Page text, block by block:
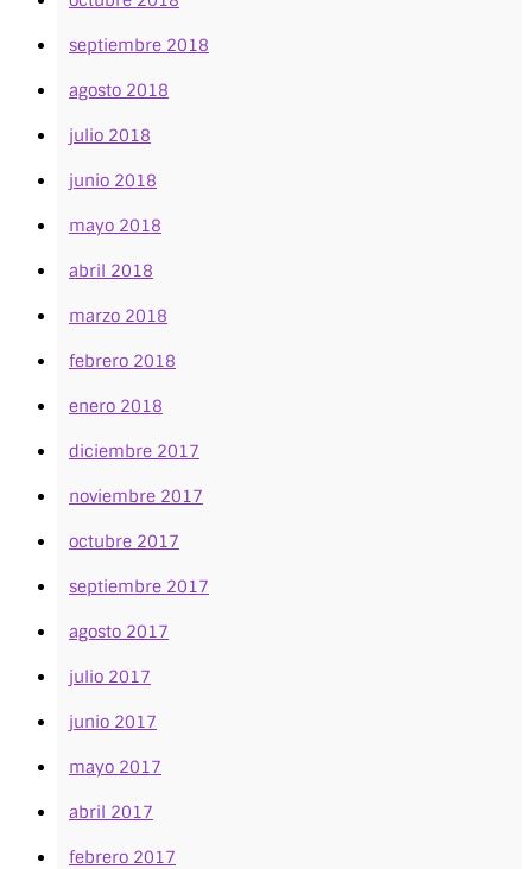
septiembre 2018
agosto 2018
julio 2018
junio 2018
mayo 2018
abril 2018
marzo 2018
febrero 2018
enero 2018
diciembre 2017
noviembre 2017
octubre 2017
septiembre 2017
agosto 2017
julio 2017
junio 2017
mayo 2017
abril 2017
febrero 2017